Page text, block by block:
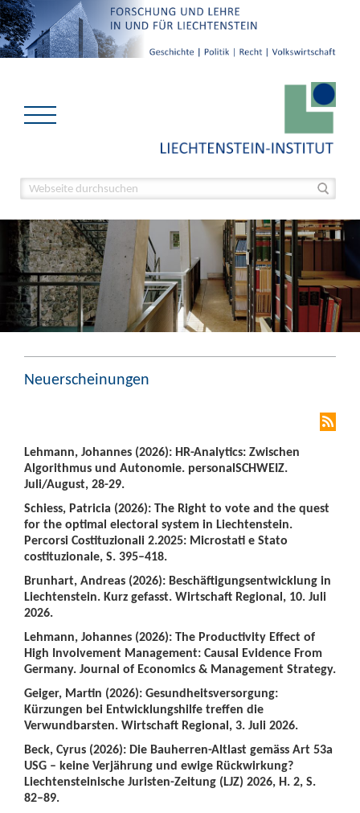
Neuerscheinungen
Lehmann, Johannes (2026): HR-Analytics: Zwischen
Algorithmus und Autonomie. personalSCHWEIZ.
Juli/August, 28-29.
Schiess, Patricia (2026): The Right to vote and the quest
for the optimal electoral system in Liechtenstein.
Percorsi Costituzionali 2.2025: Microstati e Stato
costituzionale, S. 395–418.
Brunhart, Andreas (2026): Beschäftigungsentwicklung in
Liechtenstein. Kurz gefasst. Wirtschaft Regional, 10. Juli
2026.
Lehmann, Johannes (2026): The Productivity Effect of
High Involvement Management: Causal Evidence From
Germany. Journal of Economics & Management Strategy.
Geiger, Martin (2026): Gesundheitsversorgung:
Kürzungen bei Entwicklungshilfe treffen die
Verwundbarsten. Wirtschaft Regional, 3. Juli 2026.
Beck, Cyrus (2026): Die Bauherren-Altlast gemäss Art 53a
USG – keine Verjährung und ewige Rückwirkung?
Liechtensteinische Juristen-Zeitung (LJZ) 2026, H. 2, S.
82–89.